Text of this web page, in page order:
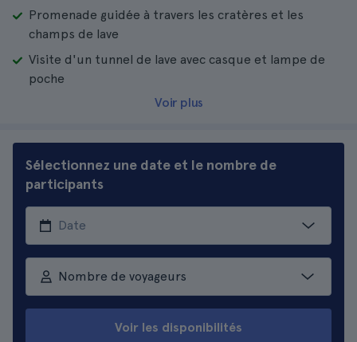
Promenade guidée à travers les cratères et les
champs de lave
Visite d'un tunnel de lave avec casque et lampe de
poche
Voir plus
Sélectionnez une date et le nombre de
participants
Nombre de voyageurs
Voir les disponibilités